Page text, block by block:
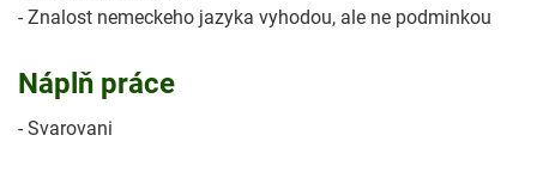
- Znalost nemeckeho jazyka vyhodou, ale ne podminkou
Náplň práce
- Svarovani